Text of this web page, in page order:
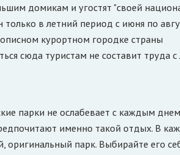
домикам и угостят "своей
только в летний период с июня по
курортном городке страны
сюда туристам не составит труда
парки не ослабевает с каждым
именно такой отдых. В
оригинальный парк. Выбирайте его